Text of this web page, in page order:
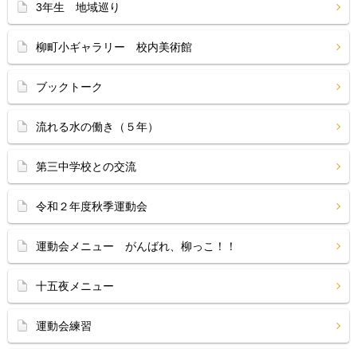
3年生 地域巡り
柳町小ギャラリー 校内美術館
ブックトーク
流れる水の働き（５年）
第三中学校との交流
令和２年度秋季運動会
運動会メニュー がんばれ、柳っこ！！
十五夜メニュー
運動会練習